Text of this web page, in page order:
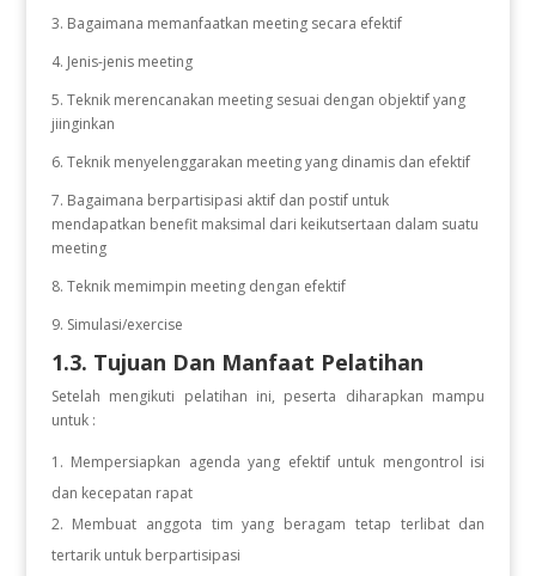
3. Bagaimana memanfaatkan meeting secara efektif
4. Jenis-jenis meeting
5. Teknik merencanakan meeting sesuai dengan objektif yang
jiinginkan
6. Teknik menyelenggarakan meeting yang dinamis dan efektif
7. Bagaimana berpartisipasi aktif dan postif untuk
mendapatkan benefit maksimal dari keikutsertaan dalam suatu
meeting
8. Teknik memimpin meeting dengan efektif
9. Simulasi/exercise
1.3. Tujuan Dan Manfaat Pelatihan
Setelah mengikuti pelatihan ini, peserta diharapkan mampu
untuk :
Mempersiapkan agenda yang efektif untuk mengontrol isi
dan kecepatan rapat
Membuat anggota tim yang beragam tetap terlibat dan
tertarik untuk berpartisipasi